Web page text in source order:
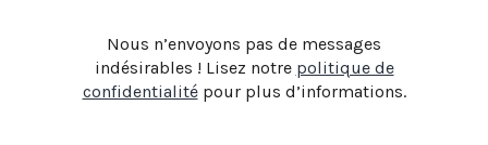
Nous n’envoyons pas de messages
indésirables ! Lisez notre politique de
confidentialitépour plus d’informations.